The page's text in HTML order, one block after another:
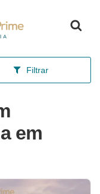
Filtrar
em